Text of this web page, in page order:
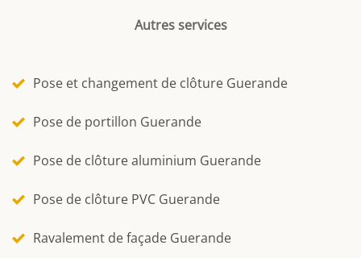
Autres services
Pose et changement de clôture Guerande
Pose de portillon Guerande
Pose de clôture aluminium Guerande
Pose de clôture PVC Guerande
Ravalement de façade Guerande